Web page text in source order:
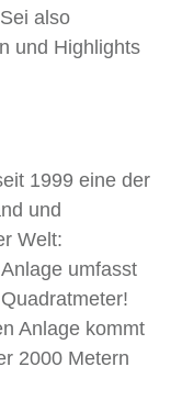
also
und Highlights
1999 eine der
und
Welt:
umfasst
Anlage kommt
2000 Metern